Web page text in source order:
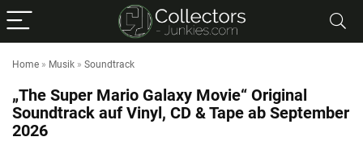
Home » Musik » Soundtrack
„The Super Mario Galaxy Movie“ Original
Soundtrack auf Vinyl, CD & Tape ab September
2026